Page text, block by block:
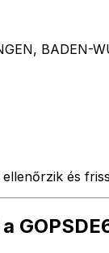
BADEN-
és